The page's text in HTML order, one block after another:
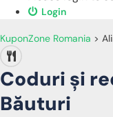
Login
KuponZone Romania >
Coduri și
Băuturi